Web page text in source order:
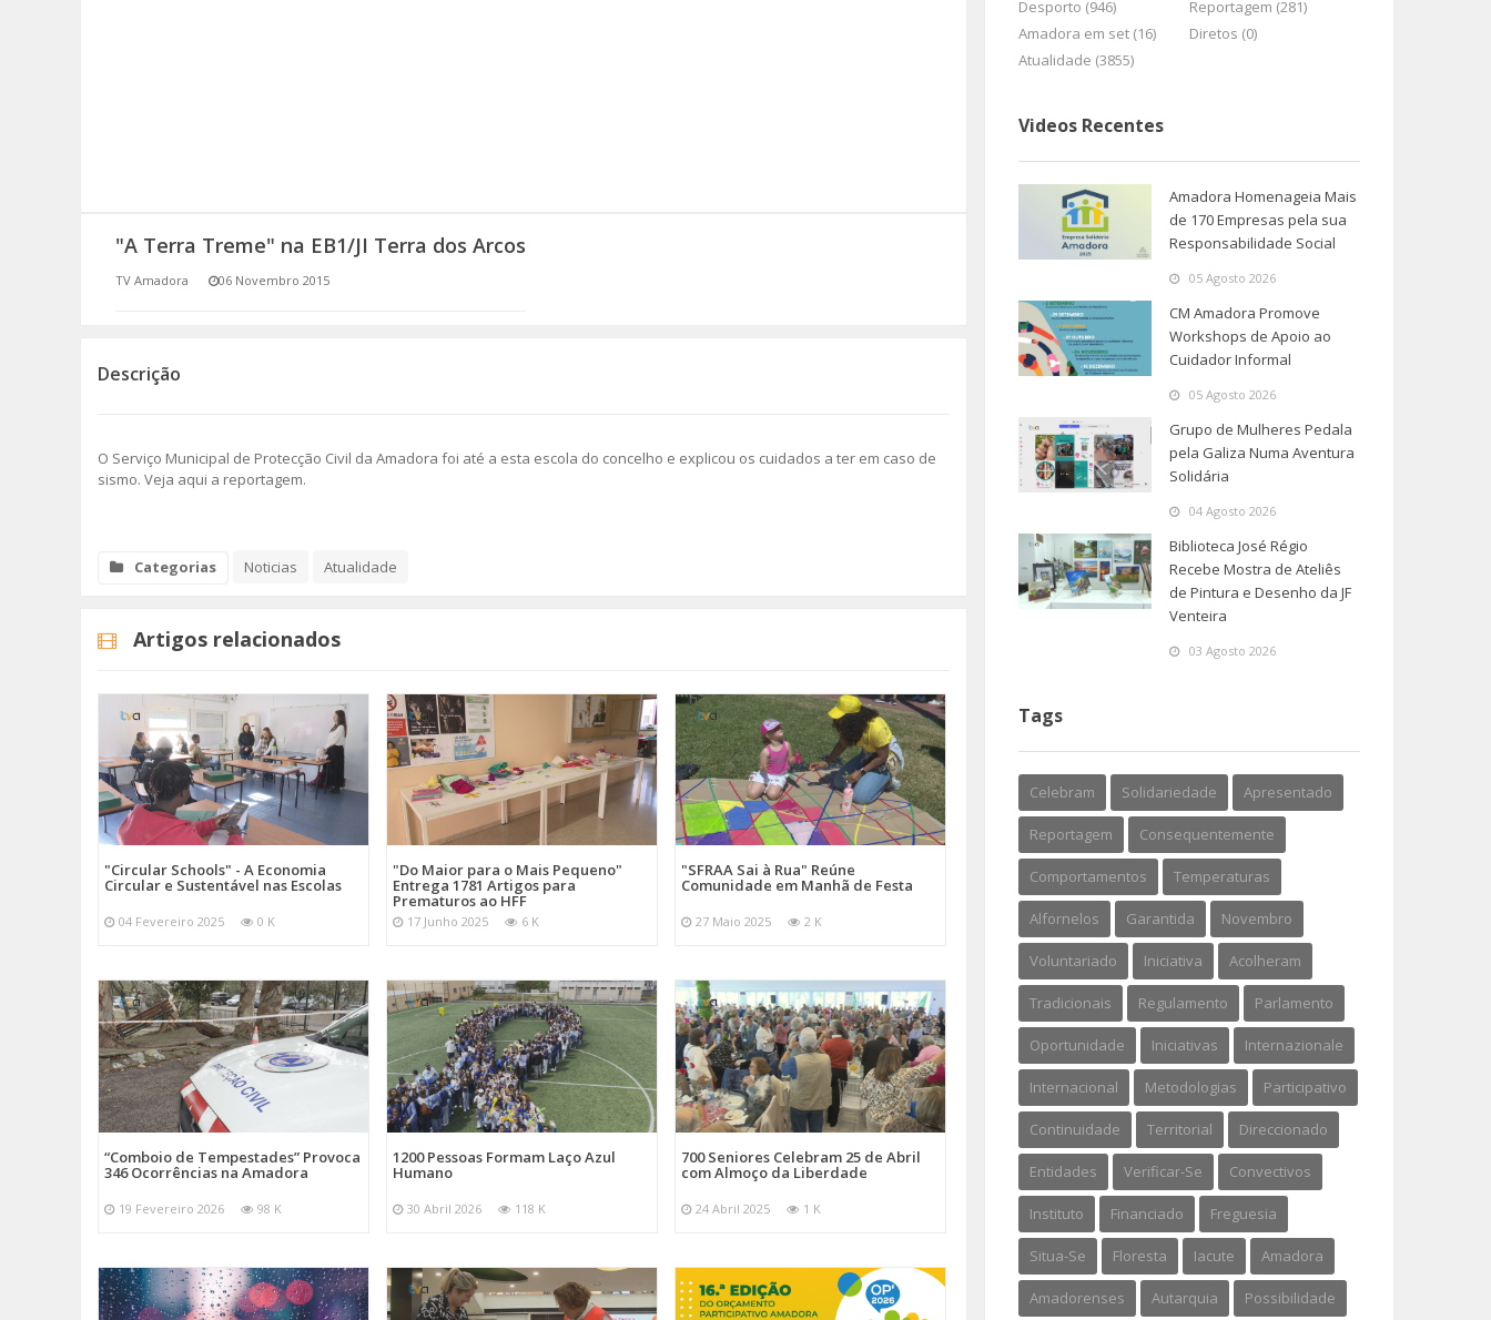
(RE) PENSAMENTOS
"A Terra Treme" na EB1/JI Terra dos Arcos
TV Amadora 06 Novembro 2015
Descrição
O Serviço Municipal de Protecção Civil da Amadora foi até a esta escola do concelho e explicou os cuidados a ter em caso de
sismo. Veja aqui a reportagem.
Categorias Noticias Atualidade
Artigos relacionados
"Circular Schools" - A Economia
Circular e Sustentável nas Escolas
04 Fevereiro 2025 0 K
"Do Maior para o Mais Pequeno"
Entrega 1781 Artigos para
Prematuros ao HFF
17 Junho 2025 6 K
"SFRAA Sai à Rua" Reúne
Comunidade em Manhã de Festa
27 Maio 2025 2 K
“Comboio de Tempestades” Provoca
346 Ocorrências na Amadora
19 Fevereiro 2026 98 K
1200 Pessoas Formam Laço Azul
Humano
30 Abril 2026 118 K
700 Seniores Celebram 25 de Abril
com Almoço da Liberdade
24 Abril 2025 1 K
Desporto (946)
Reportagem (281)
Amadora em set (16)
Diretos (0)
Atualidade (3855)
Videos Recentes
Amadora Homenageia Mais
de 170 Empresas pela sua
Responsabilidade Social
05 Agosto 2026
CM Amadora Promove
Workshops de Apoio ao
Cuidador Informal
05 Agosto 2026
Grupo de Mulheres Pedala
pela Galiza Numa Aventura
Solidária
04 Agosto 2026
Biblioteca José Régio
Recebe Mostra de Ateliês
de Pintura e Desenho da JF
Venteira
03 Agosto 2026
Tags
Celebram Solidariedade Apresentado
Reportagem Consequentemente
Comportamentos Temperaturas
Alfornelos Garantida Novembro
Voluntariado Iniciativa Acolheram
Tradicionais Regulamento Parlamento
Oportunidade Iniciativas Internazionale
Internacional Metodologias Participativo
Continuidade Territorial Direccionado
Entidades Verificar-Se Convectivos
Instituto Financiado Freguesia
Situa-Se Floresta Iacute Amadora
Amadorenses Autarquia Possibilidade